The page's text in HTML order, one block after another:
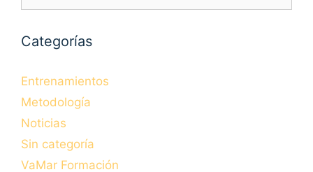
Categorías
Entrenamientos
Metodología
Noticias
Sin categoría
VaMar Formación